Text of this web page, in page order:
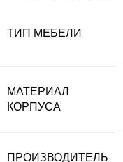
ТИП МЕБЕЛИ
МАТЕРИАЛ
КОРПУСА
ПРОИЗВОДИТЕЛЬ